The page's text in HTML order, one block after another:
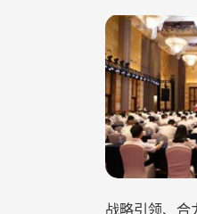
战略引领、合